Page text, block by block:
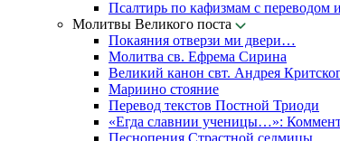
Псалтирь по кафизмам с переводом
Молитвы Великого поста
Покаяния отверзи ми двери…
Молитва св. Ефрема Сирина
Великий канон свт. Андрея
Мариино стояние
Перевод текстов Постной Триоди
«Егда славнии ученицы…»:
Песнопения Страстной седмицы